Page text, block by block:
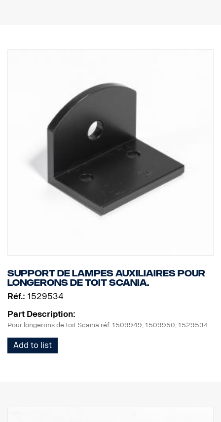
Support de lampes auxiliaires pour
longerons de toit Scania.
Réf.: 1529534
Part Description:
Pour longerons de toit Scania réf. 1509949, 1509950, 1529534.
Add to list